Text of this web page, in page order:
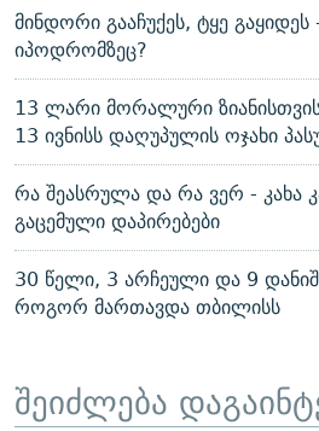
მინდორი გააჩუქეს, ტყე
იპოდრომზეც?
13 ლარი მორალური
13 ივნისს დაღუპულის ოჯახი
რა შეასრულა და რა ვერ - კახა
გაცემული დაპირებები
30 წელი, 3 არჩეული და 9
როგორ მართავდა თბილისს
შეიძლება